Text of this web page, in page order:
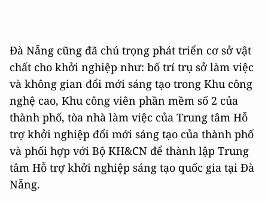
Đà Nẵng cũng đã chú trọng phát triển cơ sở vật
chất cho khởi nghiệp như: bố trí trụ sở làm việc
và không gian đổi mới sáng tạo trong Khu công
nghệ cao, Khu công viên phần mềm số 2 của
thành phố, tòa nhà làm việc của Trung tâm Hỗ
trợ khởi nghiệp đổi mới sáng tạo của thành phố
và phối hợp với Bộ KH&CN để thành lập Trung
tâm Hỗ trợ khởi nghiệp sáng tạo quốc gia tại Đà
Nẵng.